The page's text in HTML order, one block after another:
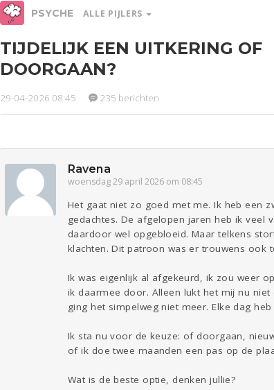
PSYCHE ALLE PIJLERS
TIJDELIJK EEN UITKERING OF
DOORGAAN?
29-04-2026 08:45 235 berichten
Ravena
woensdag 29 april 2026 om 08:45
Het gaat niet zo goed met me. Ik heb een
gedachtes. De afgelopen jaren heb ik veel
daardoor wel opgebloeid. Maar telkens
klachten. Dit patroon was er trouwens ook
Ik was eigenlijk al afgekeurd, ik zou weer
ik daarmee door. Alleen lukt het mij nu
ging het simpelweg niet meer. Elke dag
Ik sta nu voor de keuze: of doorgaan,
of ik doe twee maanden een pas op de
Wat is de beste optie, denken jullie?